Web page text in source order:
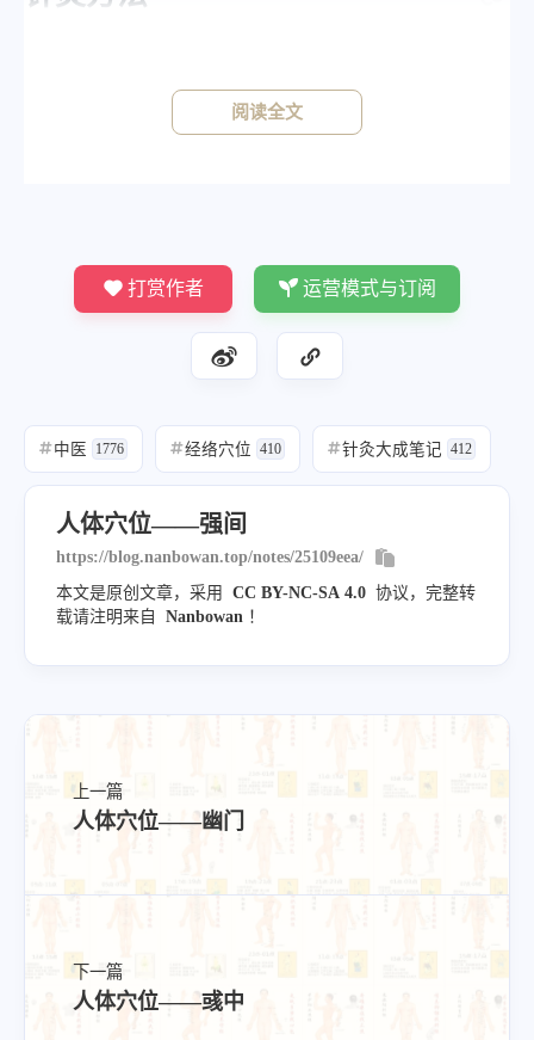
《铜人》针二分，灸七壮。《明堂》灸五壮。
阅读全文
打赏作者 运营模式与订阅
#中医 1776 #经络穴位 410 #针灸大成笔记 412
人体穴位——强间
https://blog.nanbowan.top/notes/25109eea/
本文是原创文章，采用
CC BY-NC-SA 4.0 协议，完整转
载请注明来自
Nanbowan ！
上一篇
人体穴位——幽门
下一篇
人体穴位——彧中